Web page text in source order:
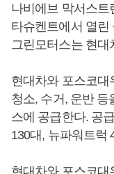
나비에브 막서스트
타슈켄트에서 열린
그린모터스는 현
현대차와 포스코대
청소, 수거, 운반 등
스에 공급한다. 공
130대, 뉴파워트럭
현대차와 포스코대